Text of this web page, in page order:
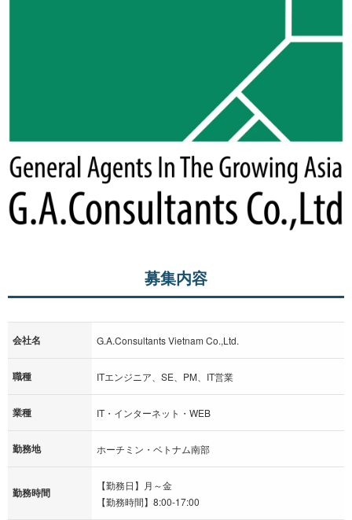
募集内容
会社名 G.A.Consultants Vietnam Co.,Ltd.
職種 ITエンジニア、SE、PM、IT営業
業種 IT・インターネット・WEB
勤務地 ホーチミン・ベトナム南部
勤務時間
【勤務日】月～金
【勤務時間】8:00-17:00